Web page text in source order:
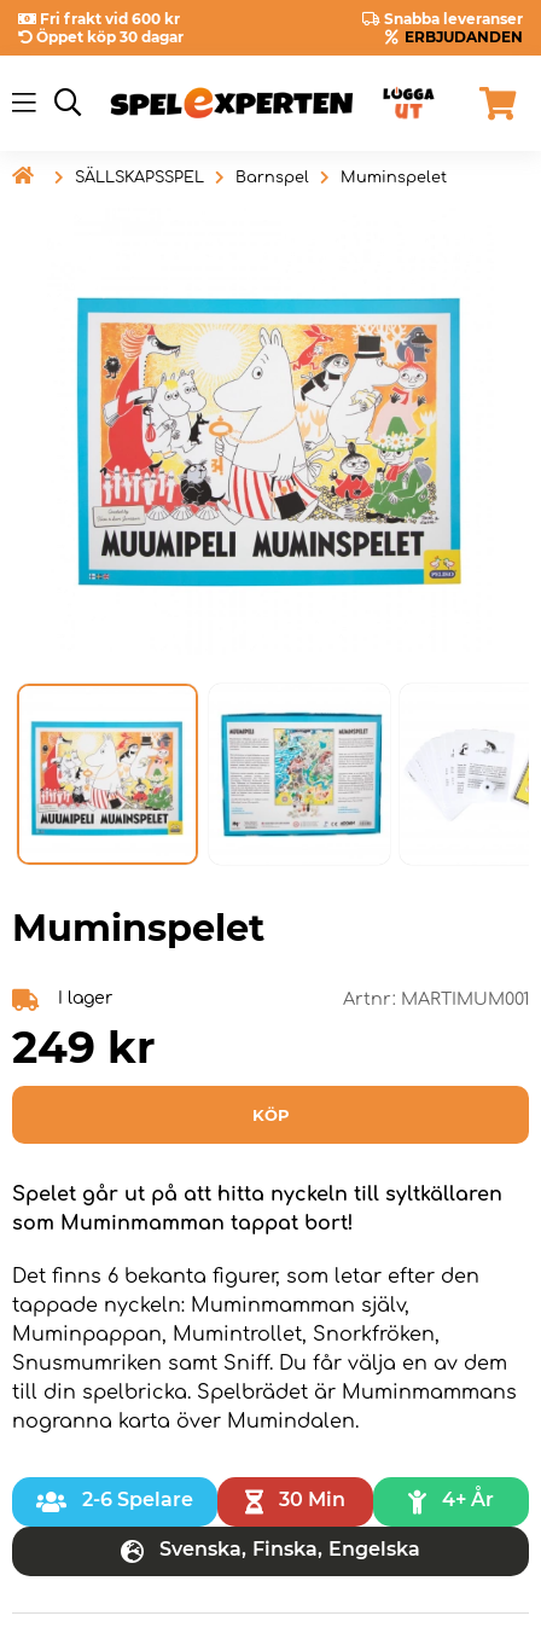
Fri frakt vid 600 kr
Snabba leveranser
Öppet köp 30 dagar
ERBJUDANDEN
 SÄLLSKAPSSPEL Barnspel Muminspelet
Muminspelet
I lager Artnr: MARTIMUM001
249 kr
KÖP
Spelet går ut på att hitta nyckeln till syltkällaren
som Muminmamman tappat bort!
Det finns 6 bekanta figurer, som letar efter den
tappade nyckeln: Muminmamman själv,
Muminpappan, Mumintrollet, Snorkfröken,
Snusmumriken samt Sniff. Du får välja en av dem
till din spelbricka. Spelbrädet är Muminmammans
nogranna karta över Mumindalen.
2-6 Spelare 30 Min 4+ År
Svenska, Finska, Engelska